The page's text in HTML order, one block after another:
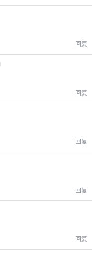
回复
回复
回复
回复
回复